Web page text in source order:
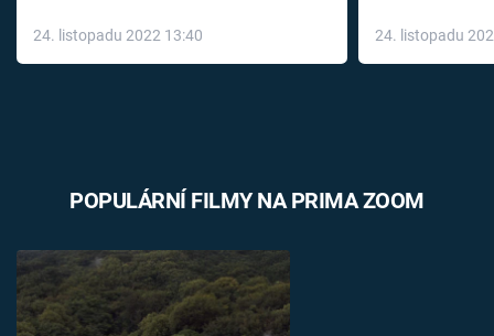
24. listopadu 2022 13:40
léky
24. listopadu
POPULÁRNÍ FILMY NA PRIMA ZOOM